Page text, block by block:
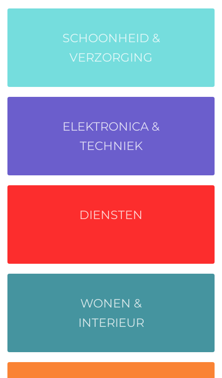
SCHOONHEID &
VERZORGING
ELEKTRONICA &
TECHNIEK
DIENSTEN
WONEN &
INTERIEUR